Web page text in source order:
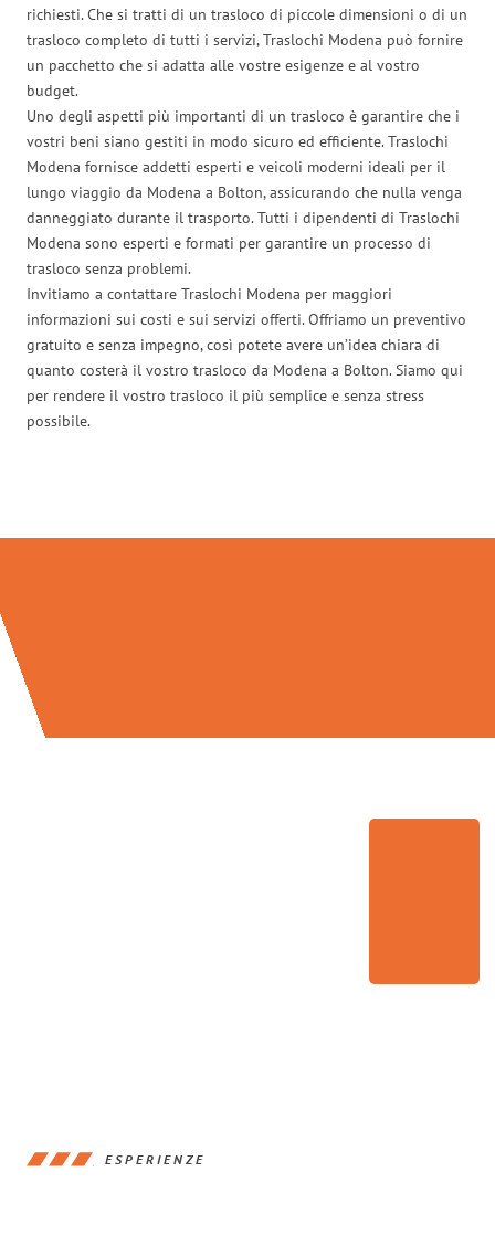
richiesti. Che si tratti di un trasloco di piccole dimensioni o di un
trasloco completo di tutti i servizi, Traslochi Modena può fornire
un pacchetto che si adatta alle vostre esigenze e al vostro
budget.
Uno degli aspetti più importanti di un trasloco è garantire che i
vostri beni siano gestiti in modo sicuro ed efficiente. Traslochi
Modena fornisce addetti esperti e veicoli moderni ideali per il
lungo viaggio da Modena a Bolton, assicurando che nulla venga
danneggiato durante il trasporto. Tutti i dipendenti di Traslochi
Modena sono esperti e formati per garantire un processo di
trasloco senza problemi.
Invitiamo a contattare Traslochi Modena per maggiori
informazioni sui costi e sui servizi offerti. Offriamo un preventivo
gratuito e senza impegno, così potete avere un’idea chiara di
quanto costerà il vostro trasloco da Modena a Bolton. Siamo qui
per rendere il vostro trasloco il più semplice e senza stress
possibile.
ESPERIENZE